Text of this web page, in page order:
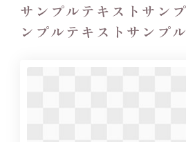
サンプルテキストサン
ンプルテキストサンプ